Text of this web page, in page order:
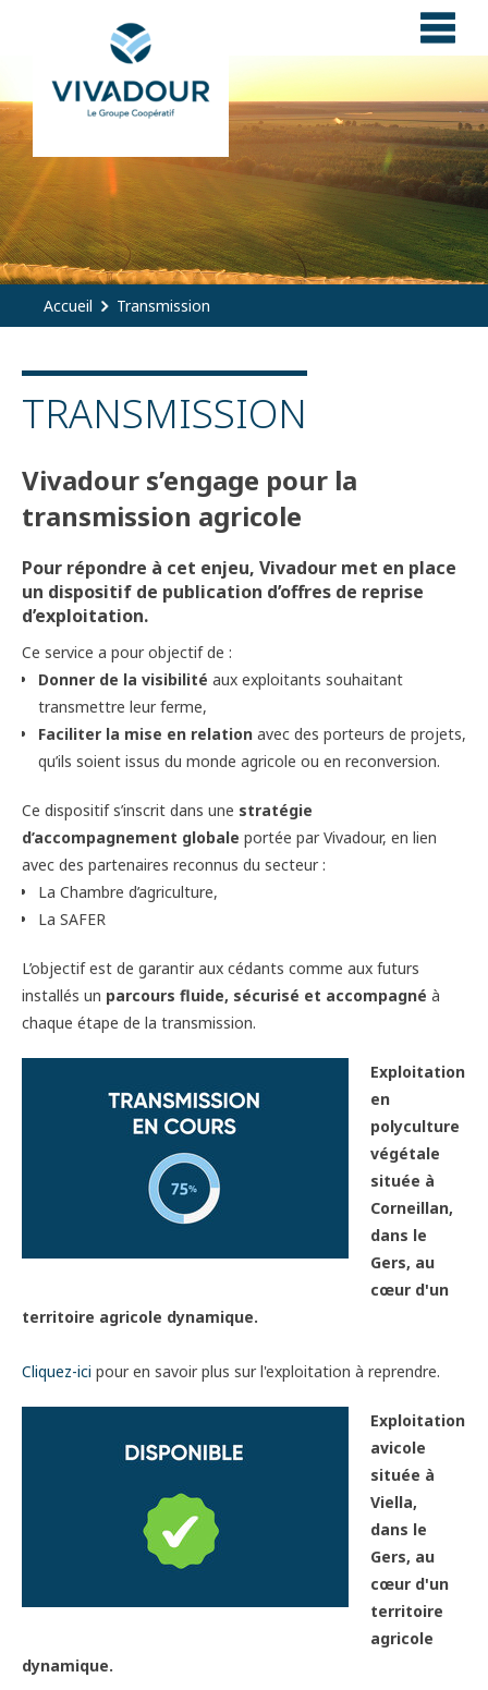
Accueil Transmission
TRANSMISSION
Vivadour s’engage pour la
transmission agricole
Pour répondre à cet enjeu, Vivadour met en place
un dispositif de publication d’offres de reprise
d’exploitation.
Ce service a pour objectif de :
Donner de la visibilité aux exploitants souhaitant
transmettre leur ferme,
Faciliter la mise en relation avec des porteurs de projets,
qu’ils soient issus du monde agricole ou en reconversion.
Ce dispositif s’inscrit dans une stratégie
d’accompagnement globale portée par Vivadour, en lien
avec des partenaires reconnus du secteur :
La Chambre d’agriculture,
La SAFER
L’objectif est de garantir aux cédants comme aux futurs
installés un parcours fluide, sécurisé et accompagné à
chaque étape de la transmission.
Exploitation
en
polyculture
végétale
située à
Corneillan,
dans le
Gers, au
cœur d'un
territoire agricole dynamique.
Cliquez-ici pour en savoir plus sur l'exploitation à reprendre.
Exploitation
avicole
située à
Viella,
dans le
Gers, au
cœur d'un
territoire
agricole
dynamique.